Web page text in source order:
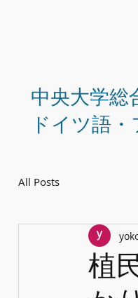
中央大学総
ドイツ語
All Posts
植